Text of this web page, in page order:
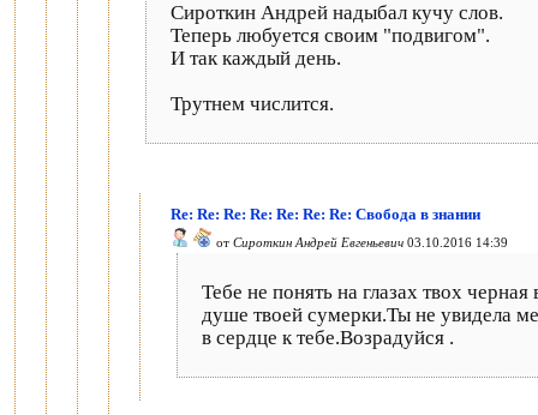
Сироткин Андрей надыбал кучу слов.
Теперь любуется своим "подвигом".
И так каждый день.
Трутнем числится.
Re: Re: Re: Re: Re: Re: Re: Свобода в знании
от Сироткин Андрей Евгеньевич 03.10.2016 14:39
Тебе не понять на глазах твох
душе твоей сумерки.Ты не увидела
в сердце к тебе.Возрадуйся .